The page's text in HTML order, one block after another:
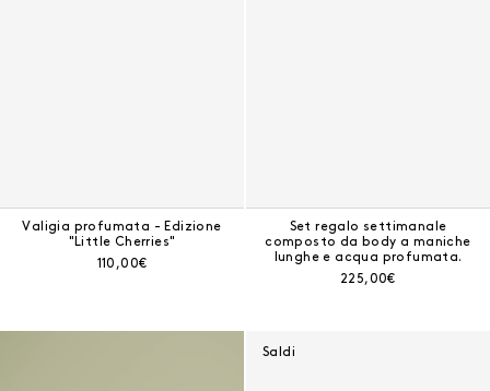
Valigia profumata - Edizione
"Little Cherries"
Prezzo corrente:
110,00€
Set regalo settimanale
composto da body a maniche
lunghe e acqua profumata.
Prezzo corrente:
225,00€
Saldi